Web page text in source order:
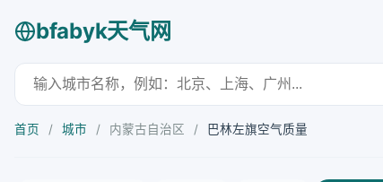
bfabyk天气网
首页 / 城市 / 内蒙古自治区 / 巴林左旗空气质量